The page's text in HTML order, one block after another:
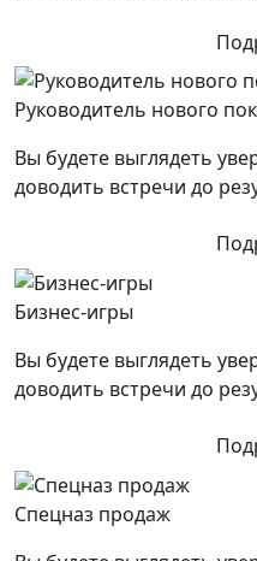
Руководитель нового
Вы будете выглядеть
доводить встречи до
Бизнес-игры
Вы будете выглядеть
доводить встречи до
Спецназ продаж